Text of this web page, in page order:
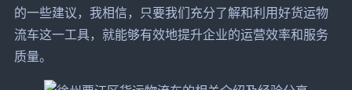
的一些建议，我相信，只要我们充分了解和利用好货运物
流车这一工具，就能够有效地提升企业的运营效率和服务
质量。